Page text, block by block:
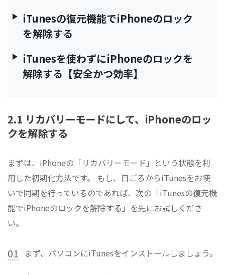
iTunesの復元機能でiPhoneのロック
を解除する
iTunesを使わずにiPhoneのロックを
解除する【安全かつ効率】
2.1 リカバリーモードにして、iPhoneのロッ
クを解除する
まずは、iPhoneの「リカバリーモード」という状態を利
用した初期化方法です。 もし、日ごろからiTunesをお使
いで同期を行っているのであれば、次の「iTunesの復元機
能でiPhoneのロックを解除する」を先にお試しくださ
い。
01 まず、パソコンにiTunesをインストールしましょう。